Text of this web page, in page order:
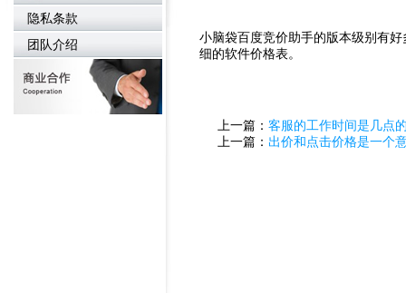
隐私条款
团队介绍
小脑袋百度竞价助手的版本级别有
细的软件价格表。
上一篇： 客服的工作时间是几点
上一篇： 出价和点击价格是一个